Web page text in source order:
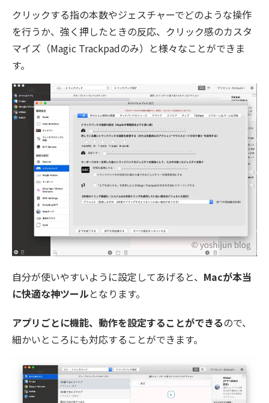
クリックする指の本数やジェスチャーでどのような操作
を行うか、強く押したときの反応、クリック感のカスタ
マイズ（Magic Trackpadのみ）と様々なことができま
す。
自分が使いやすいように設定してあげると、 Macが本当
に快適な神ツールとなります。
アプリごとに機能、動作を設定することができるので、
細かいところにも対応することができます。